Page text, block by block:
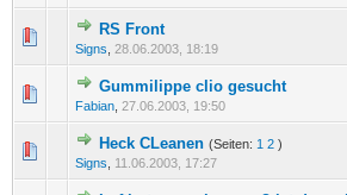
RS Front
Signs 28.06.2003, 18:19
0 Bewertung(en) - 0 von 5
Gummilippe clio gesucht
Fabian 27.06.2003, 19:50
0 Bewertung(en) - 0 von 5
12345
Heck CLeanen (Seiten: 1 2 )
Signs
11.06.2003, 17:27
0 Bewertung(en) - 0 von 5
1 2 3 4